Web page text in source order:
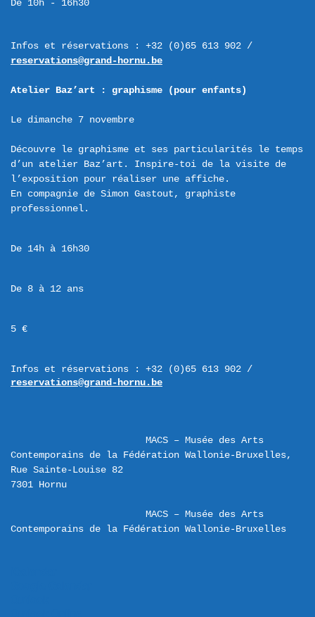
De 10h - 16h30
reservations@grand-hornu.be
Atelier Baz’art : graphisme (pour enfants)
Le dimanche 7 novembre
Découvre le graphisme et ses particularités le temps
d’un atelier Baz’art. Inspire-toi de la visite de
l’exposition pour réaliser une affiche.
En compagnie de Simon Gastout, graphiste
De 14h à 16h30
De 8 à 12 ans
5 €
reservations@grand-hornu.be
MACS – Musée des Arts
Contemporains de la Fédération Wallonie-Bruxelles,
Rue Sainte-Louise 82
MACS – Musée des Arts
Contemporains de la Fédération Wallonie-Bruxelles